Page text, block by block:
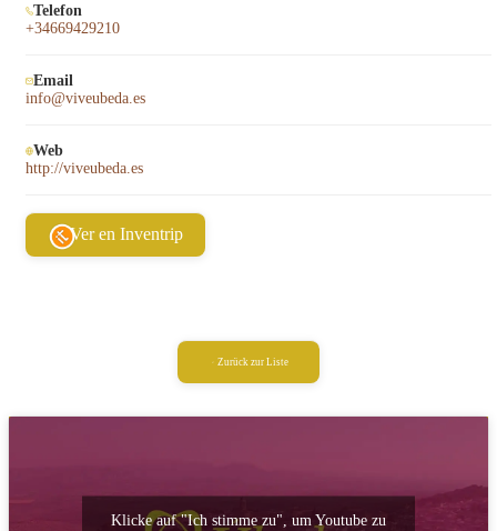
Telefon
+34669429210
Email
info@viveubeda.es
Web
http://viveubeda.es
Ver en Inventrip
Zurück zur Liste
Klicke auf "Ich stimme zu", um Youtube zu